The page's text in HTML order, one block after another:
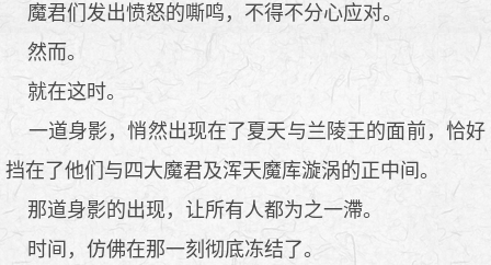
魔君们发出愤怒的嘶鸣，不得不分心应对。
然而。
就在这时。
一道身影，悄然出现在了夏天与兰陵王的面前，恰好
挡在了他们与四大魔君及浑天魔库漩涡的正中间。
那道身影的出现，让所有人都为之一滯。
时间，仿佛在那一刻彻底冻结了。